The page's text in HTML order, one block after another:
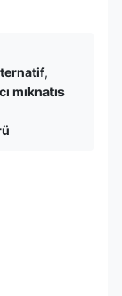
,
mıknatıs